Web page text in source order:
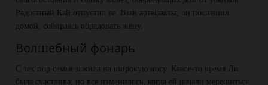
Радостный Кай отпустил ее. Взяв артефакты, он поспешил
домой, собираясь обрадовать жену.
Волшебный фонарь
С тех пор семья зажила на широкую ногу. Какое-то время Ли
была счастлива, но все изменилось, когда ей начали мерещиться